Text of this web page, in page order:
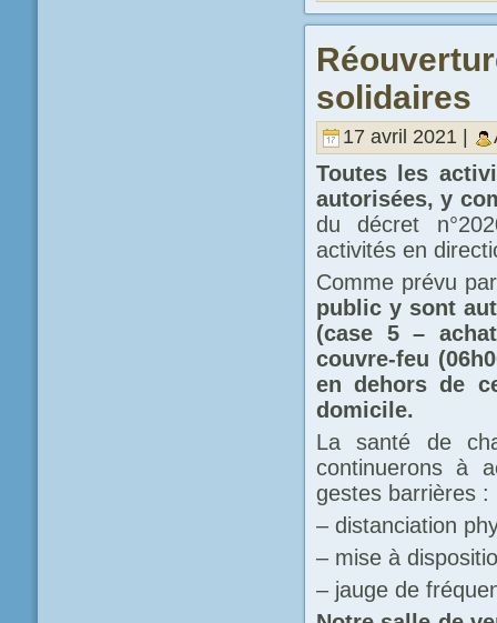
solidaires
17 avril 2021 |
Toutes les
autorisées, y
du décret
activités en
Comme prévu
public y sont
(case 5 –
couvre-feu
en dehors de
domicile.
La santé de
continuerons à
gestes barrières :
– distanciation
– mise à
– jauge de